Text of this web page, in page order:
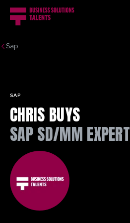
Sap
CHRIS BUYS
SAP SD/MM EXPERT
SAP